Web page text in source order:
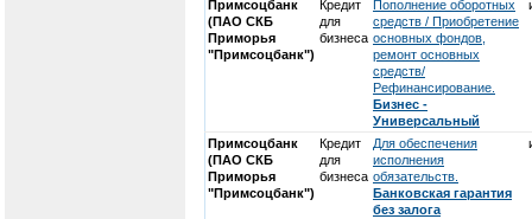
Примсоцбанк
(ПАО СКБ
Приморья
"Примсоцбанк")
Кредит
для
бизнеса
Пополнение оборотных
средств / Приобретение
основных фондов,
ремонт основных
средств/
Рефинансирование.
Бизнес -
Универсальный
Примсоцбанк
(ПАО СКБ
Приморья
"Примсоцбанк")
Кредит
для
бизнеса
Для обеспечения
исполнения
обязательств.
Банковская гарантия
без залога